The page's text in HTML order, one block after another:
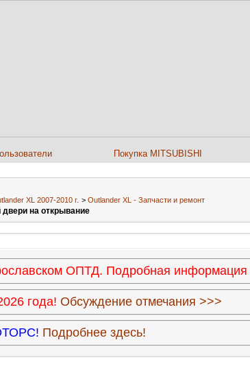
Покупка MITSUBISHI
XL 2007-2010 г. > Outlander XL - Запчасти и ремонт
двери на открывание
ОПТД. Подробная информация
года! Обсуждение отмечания >>>
Подробнее здесь!